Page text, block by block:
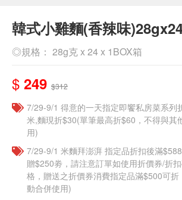
韓式小雞麵(香辣味
◎規格： 28g克 x 24 x 1BOX箱
$ 249 $312
7/29-9/1 得意的一天指定即饗私房菜系列
米,麵現折$30(單筆最高折$60，不得與其
用)
7/29-9/1 米麵拜澎湃 指定品折扣後滿
贈$250劵，請注意訂單如使用折價券/折
格，贈送之折價券消費指定品滿$500可
動合併使用)